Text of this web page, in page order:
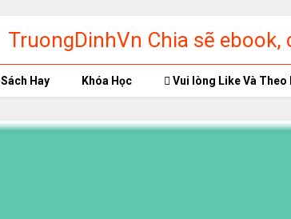
TruongDinhVn Chia sẽ ebook,
phần mềm học tập miễn phí
Sách Hay Khóa Học Vui lòng Like Và Theo